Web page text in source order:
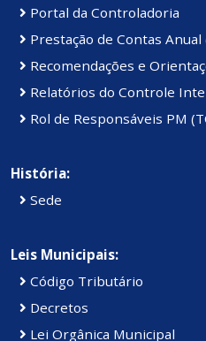
Portal da Controladoria
Prestação de Contas Anual
Recomendações e
Relatórios do Controle
Rol de Responsáveis PM
História:
Sede
Leis Municipais:
Código Tributário
Decretos
Lei Orgânica Municipal